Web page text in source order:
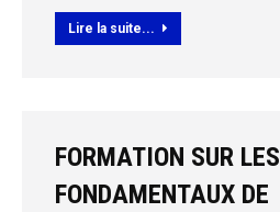
Lire la suite...
FORMATION SUR LES
FONDAMENTAUX DE